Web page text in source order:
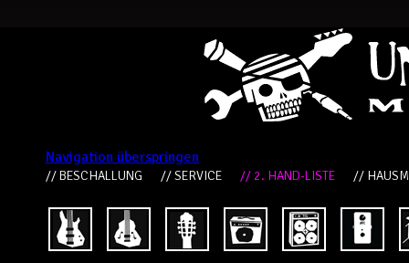
Navigation überspringen
// BESCHALLUNG // SERVICE // 2. HAND-LISTE //